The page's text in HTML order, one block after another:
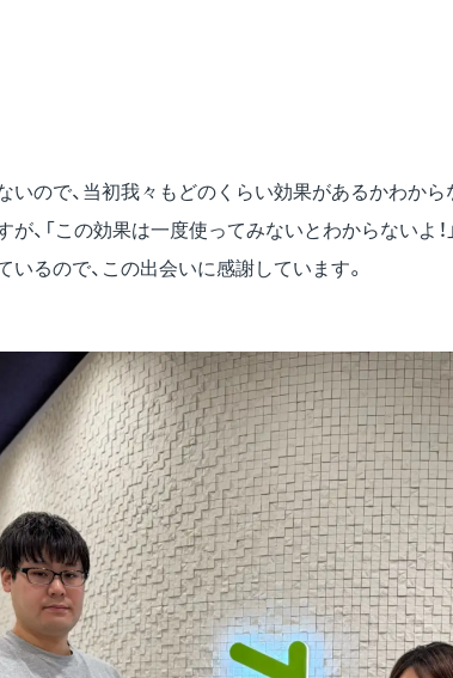
いので、当初我々もどのくらい効果があるかわか
、「この効果は一度使ってみないとわからないよ
るので、この出会いに感謝しています。